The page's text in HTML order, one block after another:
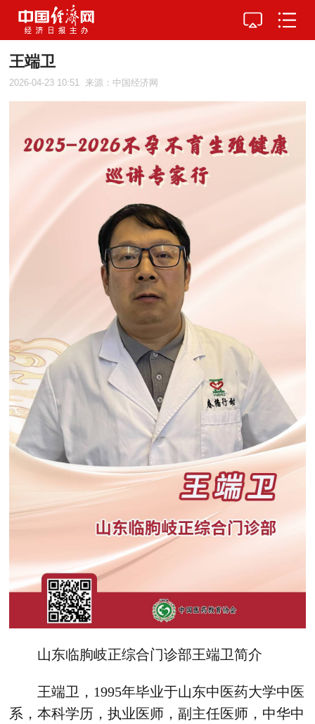
王端卫
2026-04-23 10:51 来源：中国经济网
山东临朐岐正综合门诊部王端卫简介
王端卫，1995年毕业于山东中医药大学中医
系，本科学历，执业医师，副主任医师，中华中